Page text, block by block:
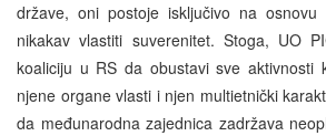
države, oni postoje isključivo na
nikakav vlastiti suverenitet. Stoga, UO
koaliciju u RS da obustavi sve aktivnosti
njene organe vlasti i njen multietnički
da međunarodna zajednica zadržava